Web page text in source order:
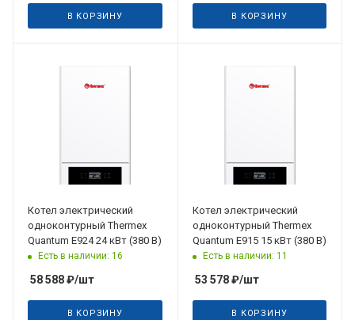
В КОРЗИНУ В КОРЗИНУ
Котел электрический
одноконтурный Thermex
Quantum E924 24 кВт (380 В)
Есть в наличии: 16
58 588₽/шт
В КОРЗИНУ
Котел электрический
одноконтурный Thermex
Quantum E915 15 кВт (380 В)
Есть в наличии: 11
53 578₽/шт
В КОРЗИНУ